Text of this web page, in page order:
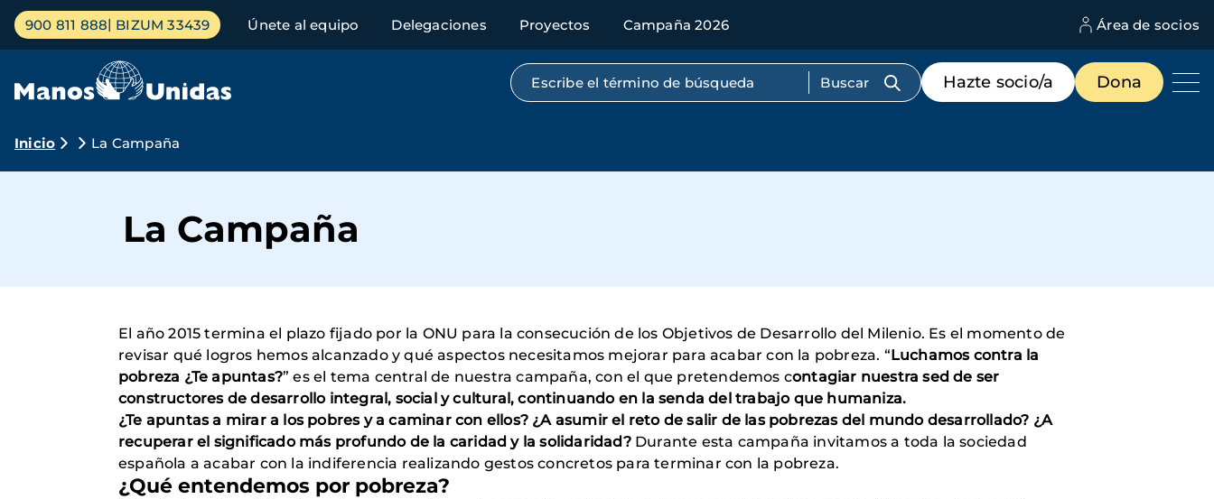
Pasar
contenido
Menú
principal
900 811 888 BIZUM 33439 Únete al equipo Delegaciones Proyectos Campaña 2026 Área de socios
Búsqueda por texto completo
Menú
de
destacados
Hazte socio/a Dona
Ruta
navegación
Inicio La Campaña
La Campaña
El año 2015 termina el plazo fijado por la ONU para la consecución de los Objetivos de Desarrollo del Milenio. Es el momento de
revisar qué logros hemos alcanzado y qué aspectos necesitamos mejorar para acabar con la pobreza. “Luchamos contra la
pobreza ¿Te apuntas?” es el tema central de nuestra campaña, con el que pretendemos contagiar nuestra sed de ser
constructores de desarrollo integral, social y cultural, continuando en la senda del trabajo que humaniza.
¿Te apuntas a mirar a los pobres y a caminar con ellos? ¿A asumir el reto de salir de las pobrezas del mundo desarrollado? ¿A
recuperar el significado más profundo de la caridad y la solidaridad?Durante esta campaña invitamos a toda la sociedad
española a acabar con la indiferencia realizando gestos concretos para terminar con la pobreza.
¿Qué entendemos por pobreza?